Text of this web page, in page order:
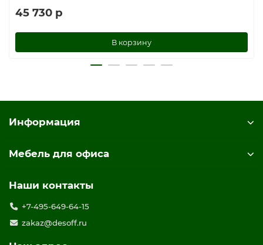
45 730 р
В корзину
Информация
Мебель для офиса
Наши контакты
+7-495-649-64-15
zakaz@desoff.ru